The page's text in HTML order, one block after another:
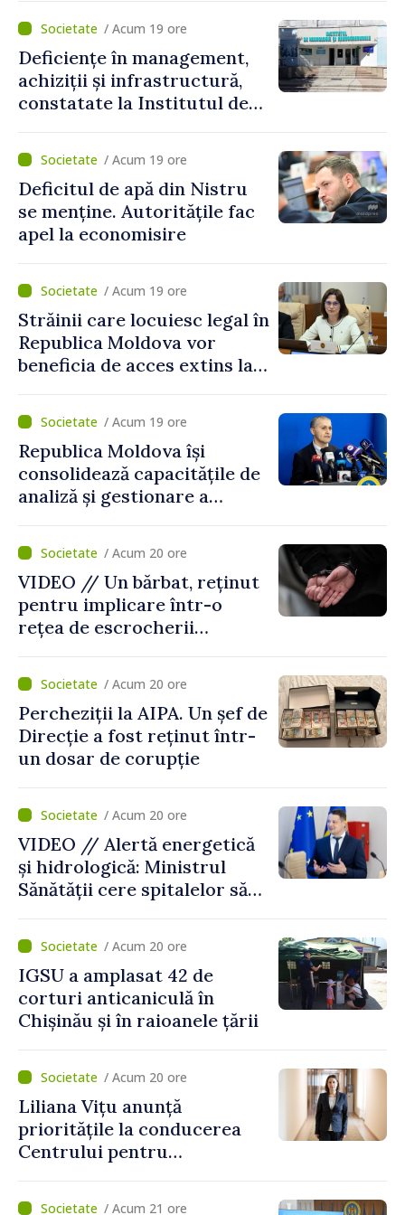
de Guvern. Anatolie Nosatîi:
„În contextul actual de
securitate, implementarea
Programului Strategiei
Naționale de Apărare
pentru consolidarea
statului”
/ Acum 19 ore
Deficiențe în management,
achiziții și infrastructură,
constatate la Institutul de
Neurochirurgie „Diomid
Gherman”. Ministerul
Sănătății cere un plan de
remediere
/ Acum 19 ore
Deficitul de apă din Nistru
se menține. Autoritățile fac
apel la economisire
/ Acum 19 ore
Străinii care locuiesc legal în
Republica Moldova vor
beneficia de acces extins la
socială și financiară
/ Acum 19 ore
Republica Moldova își
consolidează capacitățile de
analiză și gestionare a
securității naționale.
Metodologia aprobată de
Guvern
/ Acum 20 ore
VIDEO // Un bărbat, reținut
pentru implicare într-o
rețea de escrocherii
curieri și colectat banii
obținuți ilegal/ Acum 20 ore
Percheziții la AIPA. Un șef de
Direcție a fost reținut într-
un dosar de corupție
/ Acum 20 ore
VIDEO // Alertă energetică
și hidrologică: Ministrul
Sănătății cere spitalelor să-și
pentru situații excepționale
/ Acum 20 ore
IGSU a amplasat 42 de
corturi anticaniculă în
Chișinău și în raioanele țării
/ Acum 20 ore
Liliana Vițu anunță
prioritățile la conducerea
Centrului pentru
Contracarare a
/ Acum 21 ore